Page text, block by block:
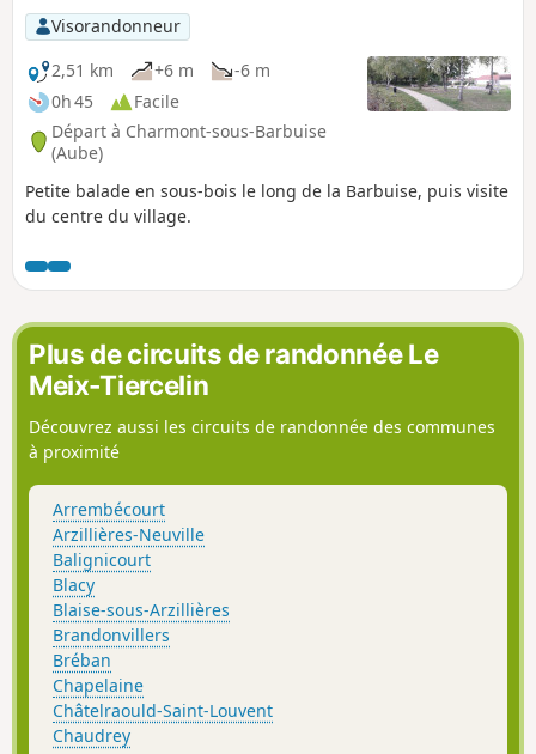
Visorandonneur
2,51 km
+6 m
-6 m
0h 45
Facile
Départ à Charmont-sous-Barbuise
(Aube)
Petite balade en sous-bois le long de la Barbuise, puis visite
du centre du village.
Plus de circuits de randonnée Le
Meix-Tiercelin
Découvrez aussi les circuits de randonnée des communes
à proximité
Arrembécourt
Arzillières-Neuville
Balignicourt
Blacy
Blaise-sous-Arzillières
Brandonvillers
Bréban
Chapelaine
Châtelraould-Saint-Louvent
Chaudrey